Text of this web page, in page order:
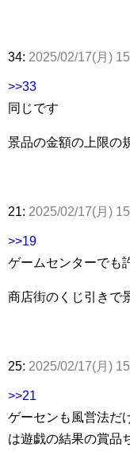
34: 2025/02/17(月)
>>33
同じです
景品の金額の上限の
21: 2025/02/17(月)
>>19
ゲームセンターでも
商店街のくじ引きで
25: 2025/02/17(月)
>>21
ゲーセンも風営法だ
は遊戯の結果の賞品